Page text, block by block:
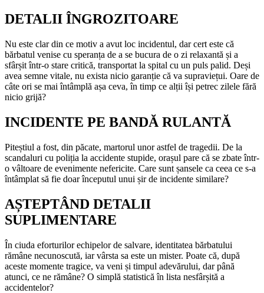
DETALII ÎNGROZITOARE
Nu este clar din ce motiv a avut loc incidentul, dar cert este că
bărbatul venise cu speranța de a se bucura de o zi relaxantă și a
sfârșit într-o stare critică, transportat la spital cu un puls palid. Deși
avea semne vitale, nu exista nicio garanție că va supraviețui. Oare de
câte ori se mai întâmplă așa ceva, în timp ce alții își petrec zilele fără
nicio grijă?
INCIDENTE PE BANDĂ RULANTĂ
Piteștiul a fost, din păcate, martorul unor astfel de tragedii. De la
scandaluri cu poliția la accidente stupide, orașul pare că se zbate într-
o vâltoare de evenimente nefericite. Care sunt șansele ca ceea ce s-a
întâmplat să fie doar începutul unui șir de incidente similare?
AȘTEPTÂND DETALII
SUPLIMENTARE
În ciuda eforturilor echipelor de salvare, identitatea bărbatului
rămâne necunoscută, iar vârsta sa este un mister. Poate că, după
aceste momente tragice, va veni și timpul adevărului, dar până
atunci, ce ne rămâne? O simplă statistică în lista nesfârșită a
accidentelor?